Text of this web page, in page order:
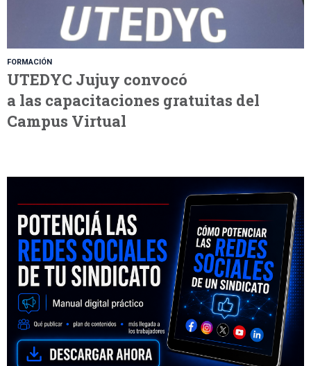
FORMACIÓN
UTEDYC Jujuy convocó
a las capacitaciones gratuitas del
Campus Virtual